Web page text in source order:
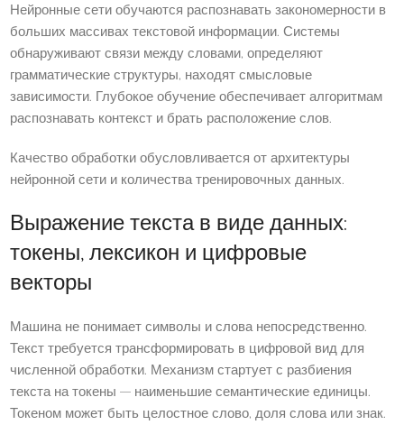
Нейронные сети обучаются распознавать закономерности в
больших массивах текстовой информации. Системы
обнаруживают связи между словами, определяют
грамматические структуры, находят смысловые
зависимости. Глубокое обучение обеспечивает алгоритмам
распознавать контекст и брать расположение слов.
Качество обработки обусловливается от архитектуры
нейронной сети и количества тренировочных данных.
Выражение текста в виде данных:
токены, лексикон и цифровые
векторы
Машина не понимает символы и слова непосредственно.
Текст требуется трансформировать в цифровой вид для
численной обработки. Механизм стартует с разбиения
текста на токены — наименьшие семантические единицы.
Токеном может быть целостное слово, доля слова или знак.